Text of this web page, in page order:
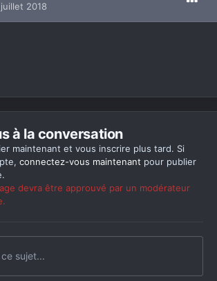
2018
à la conversation
maintenant et vous inscrire plus tard. Si
connectez-vous maintenant pour publier
devra être approuvé par un modérateur
sujet...